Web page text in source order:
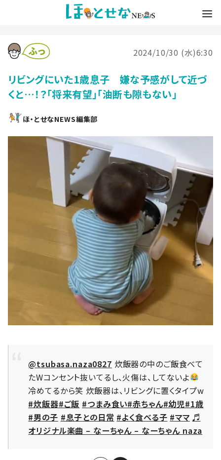
2024/10/30 (水)6:30
リビングにいた1歳息子 嫌な予感がして近づ
くと…！？「将来有望」「油断も隙もない」
ほ・とせなNEWS編集部
@tsubasa.naza0827 炊飯器の中のご飯食べて
たWコンセント抜いてるし、火傷は、してないよ
冷めてるから笑 炊飯器は、リビングに置くタイプw
#炊飯器#ご飯 #つまみ食い#赤ちゃん#幼児#1歳
#男の子 #息子との日常 #よく食べる子 #ママ ♬
オリジナル楽曲 – なーちゃん – なーちゃん naza